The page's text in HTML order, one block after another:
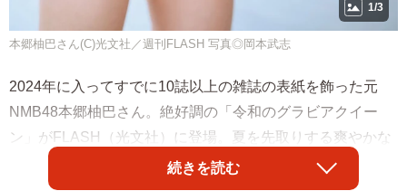
1/3
本郷柚巴さん(C)光文社／週刊FLASH 写真◎岡本武志
2024年に入ってすでに10誌以上の雑誌の表紙を飾った元
NMB48本郷柚巴さん。絶好調の「令和のグラビアクイー
ン」がFLASH（光文社）に登場。夏を先取りする爽やかな
ビキニに身を包み圧倒的なボディを披露しています。
続きを読む